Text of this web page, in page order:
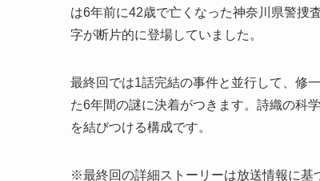
は6年前に42歳で亡くなった神奈川県警捜
字が断片的に登場していました。
最終回では1話完結の事件と並行して、修
た6年間の謎に決着がつきます。詩織の科
を結びつける構成です。
※最終回の詳細ストーリーは放送情報に基